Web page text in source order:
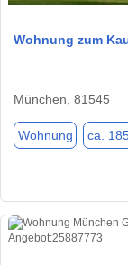
Wohnung zum
München, 81545
Wohnung ca.